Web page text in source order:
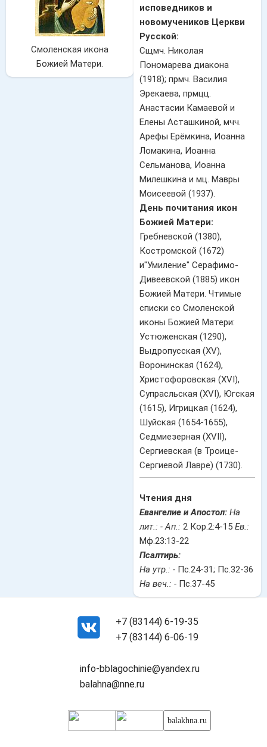
Смоленская икона
Божией Матери.
исповедников и
новомучеников Церкви
Русской:
Сщмч. Николая
Пономарева диакона
(1918); прмч. Василия
Эрекаева, прмцц.
Анастасии Камаевой и
Елены Асташкиной, мчч.
Арефы Ерёмкина, Иоанна
Ломакина, Иоанна
Сельманова, Иоанна
Милешкина и мц. Мавры
Моисеевой (1937).
День почитания икон
Божией Матери:
Гребневской (1380),
Костромской (1672)
и"Умиление" Серафимо-
Дивеевской (1885) икон
Божией Матери. Чтимые
списки со Смоленской
иконы Божией Матери:
Устюженская (1290),
Выдропусская (XV),
Воронинская (1624),
Христофоровская (XVI),
Супрасльская (XVI), Югская
(1615), Игрицкая (1624),
Шуйская (1654-1655),
Седмиезерная (XVII),
Сергиевская (в Троице-
Сергиевой Лавре) (1730).
Чтения дня
Евангелие и Апостол: На
лит.: -Ап.: 2 Кор.2:4-15 Ев.:
Мф.23:13-22
Псалтирь:
На утр.: - Пс.24-31; Пс.32-36
На веч.: - Пс.37-45
+7 (83144) 6-19-35
+7 (83144) 6-06-19
info-bblagochinie@yandex.ru
balahna@nne.ru
balakhna.ru